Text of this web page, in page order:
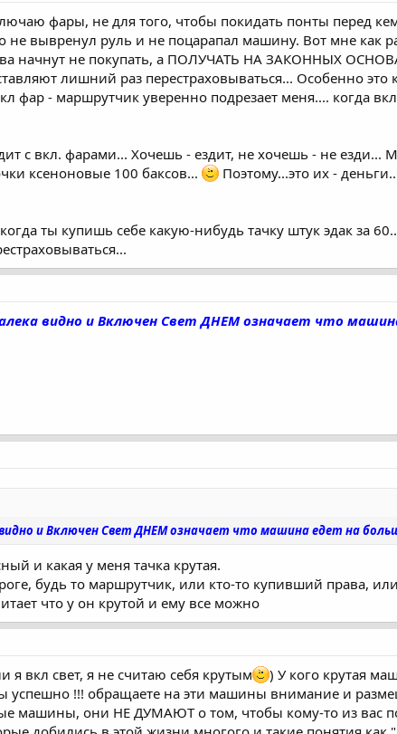
фары, не для того, чтобы покидать понты перед
не вывренул руль и не поцарапал машину. Вот мне как
начнут не покупать, а ПОЛУЧАТЬ НА ЗАКОННЫХ
лишний раз перестраховываться... Особенно это
фар - маршрутчик уверенно подрезает меня.... когда
с вкл. фарами... Хочешь - ездит, не хочешь - не
ксеноновые 100 баксов...
Поэтому...это их -
ты купишь себе какую-нибудь тачку штук эдак за
видно и Включен Свет ДНЕМ означает что
и Включен Свет ДНЕМ означает что машина едет на
и какая у меня тачка крутая.
будь то маршрутчик, или кто-то купивший права,
что у он крутой и ему все можно
я вкл свет, я не считаю себя крутым
) У кого крутая
успешно !!! обращаете на эти машины внимание и
машины, они НЕ ДУМАЮТ о том, чтобы кому-то из вас